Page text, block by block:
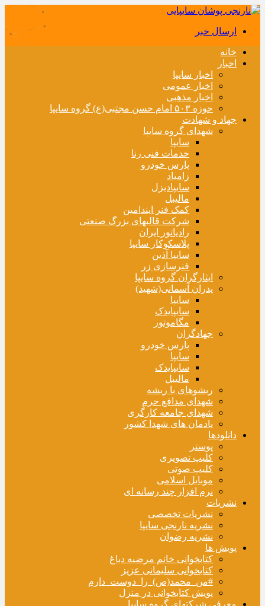
ارسال خبر
خانه
اخبار
اخبار سایپا
اخبار عمومی
اخبار مذهبی
حوزه ۵۰۳ امام حسن مجتبی(ع) گروه سایپا
جهاد و شهادت
شهدای گروه سایپا
سایپا
خدمات فنی رنا
پارس خودرو
زامیاد
سایپادیزل
مالیبل
کمک فنر ایندامین
شرکت قالبهای بزرگ صنعتی
رادیاتور ایران
پلاسکوکار سایپا
سایپا آذین
فنرسازی زر
ایثارگران گروه سایپا
پدران آسمانی(شهید)
سایپا
سایپایدک
مگاموتور
جهادگران
پارس خودرو
سایپا
سایپایدک
مالیبل
ریشوهای با ریشه
شهدای مدافع حرم
شهدای جامعه کارگری
یادمان های شهدا کشور
دانلودها
پوستر
کلیپ تصویری
کلیپ صوتی
موبایل اسلامی
نرم افزار چند رسانه ای
نشریات
نشریات تخصصی
نشریه نارنجی سایپا
نشریه رضوان
پویش ها
کتابخوانی خانم مرضیه دباغ
کتابخوانی سلیمانی عزیز
#من_محمد(ص)_را_دوست_دارم
پویش کتابخوانی در منزل
معرفی شرکتهای گروه سایپا